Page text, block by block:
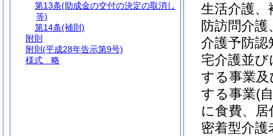
生活介護、
防訪問介
介護予防認
宅介護並び
する事業
する事業(
に食費、
密着型介護
第13条(助成金の交付の決定の取消し
等)
第14条(補則)
附則
附則 (平成28年告示第9号)
様式 略